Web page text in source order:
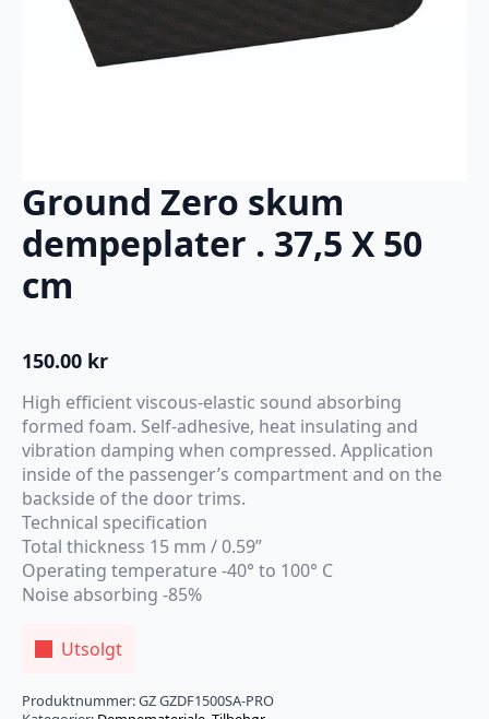
Ground Zero skum
dempeplater . 37,5 X 50
cm
150.00 kr
High efficient viscous-elastic sound absorbing
formed foam. Self-adhesive, heat insulating and
vibration damping when compressed. Application
inside of the passenger’s compartment and on the
backside of the door trims.
Technical specification
Total thickness 15 mm / 0.59”
Operating temperature -40° to 100° C
Noise absorbing -85%
Utsolgt
Produktnummer:GZ GZDF1500SA-PRO